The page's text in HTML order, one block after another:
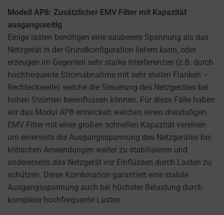
Modell AP8: Zusätzlicher EMV Filter mit Kapazität
ausgangsseitig
Einige lasten benötigen eine sauberere Spannung als das
Netzgerät in der Grundkonfiguration liefern kann, oder
erzeugen im Gegenteil sehr starke Interferenzen (z.B. durch
hochfrequente Stromabnahme mit sehr steilen Flanken –
Rechteckwelle) welche die Steuerung des Netzgerätes bei
hohen Strömen beeinflussen können. Für diese Fälle haben
wir das Modul AP8 entwickelt welches einen dreistufigen
EMV Filter mit einer großen schnellen Kapazität vereinen
um einerseits die Ausgangsspannung des Netzgerätes bei
kritischen Anwendungen weiter zu stabilisieren und
andererseits das Netzgerät vor Einflüssen durch Lasten zu
schützen. Diese Kombination garantiert eine stabile
Ausgangsspannung auch bei höchster Belastung durch
komplexe hochfrequente Lasten.